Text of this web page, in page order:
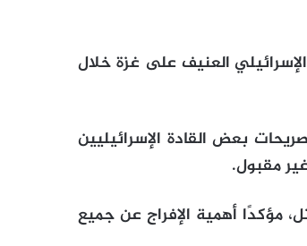
العنيف على غزة خلال
بعض القادة الإسرائيليين
مقبول.
مؤكدًا أهمية الإفراج عن جميع